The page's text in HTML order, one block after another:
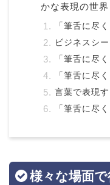
かな表現の世界
「筆舌に尽
ビジネスシ
「筆舌に尽
「筆舌に尽
言葉で表現
「筆舌に尽
様々な場面